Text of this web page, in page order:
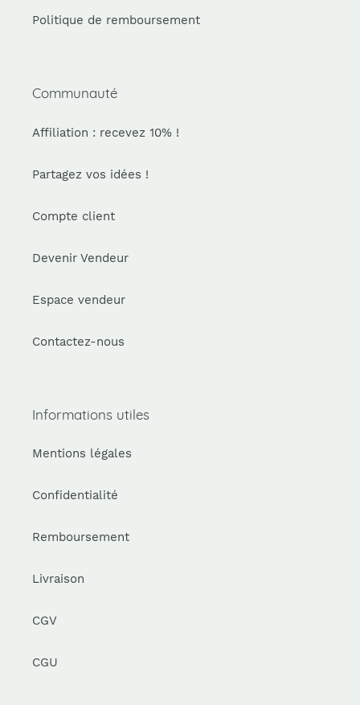
Politique de remboursement
Communauté
Affiliation : recevez 10% !
Partagez vos idées !
Compte client
Devenir Vendeur
Espace vendeur
Contactez-nous
Informations utiles
Mentions légales
Confidentialité
Remboursement
Livraison
CGV
CGU